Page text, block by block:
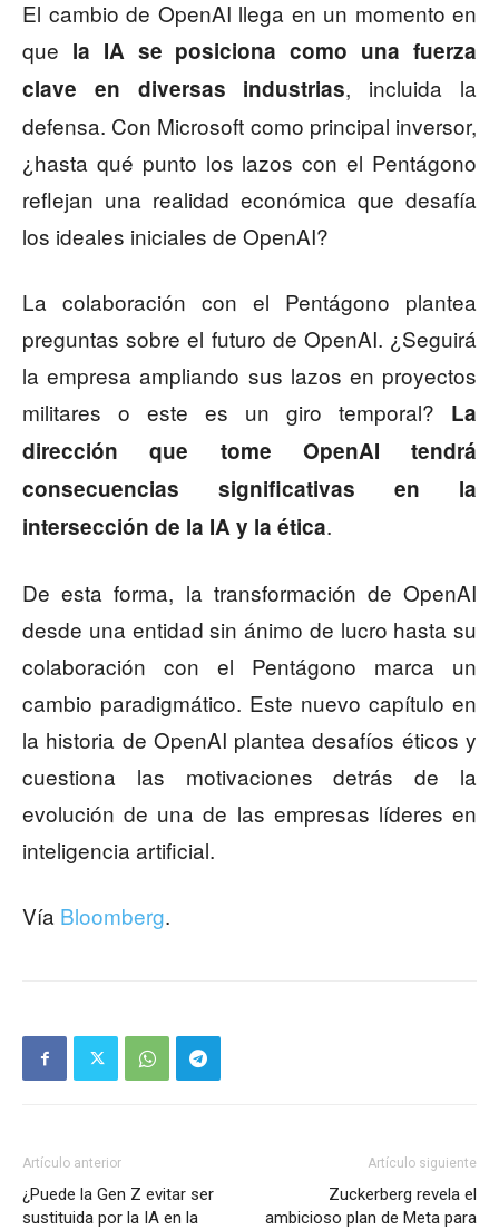
El cambio de OpenAI llega en un momento en
que la IA se posiciona como una fuerza
clave en diversas industrias, incluida la
defensa. Con Microsoft como principal inversor,
¿hasta qué punto los lazos con el Pentágono
reflejan una realidad económica que desafía
los ideales iniciales de OpenAI?
La colaboración con el Pentágono plantea
preguntas sobre el futuro de OpenAI. ¿Seguirá
la empresa ampliando sus lazos en proyectos
militares o este es un giro temporal? La
dirección que tome OpenAI tendrá
consecuencias significativas en la
intersección de la IA y la ética.
De esta forma, la transformación de OpenAI
desde una entidad sin ánimo de lucro hasta su
colaboración con el Pentágono marca un
cambio paradigmático. Este nuevo capítulo en
la historia de OpenAI plantea desafíos éticos y
cuestiona las motivaciones detrás de la
evolución de una de las empresas líderes en
inteligencia artificial.
Vía Bloomberg.
Artículo anterior
¿Puede la Gen Z evitar ser
sustituida por la IA en la
Artículo siguiente
Zuckerberg revela el
ambicioso plan de Meta para